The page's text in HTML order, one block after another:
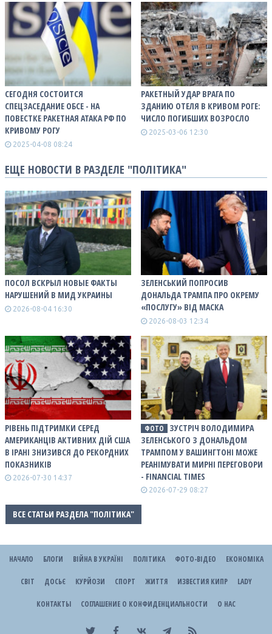
СЕГОДНЯ СОСТОИТСЯ
СПЕЦЗАСЕДАНИЕ ОБСЕ - НА
ПОВЕСТКЕ РАКЕТНАЯ АТАКА РФ ПО
КРИВОМУ РОГУ
2025-04-08 08:24
РАКЕТНЫЙ УДАР ВРАГА ПО
ЗДАНИЮ ОТЕЛЯ В КРИВОМ РОГЕ:
ЧИСЛО ПОГИБШИХ ВОЗРОСЛО
2025-03-06 12:30
ЕЩЕ НОВОСТИ В РАЗДЕЛЕ "ПОЛІТИКА"
ПОСОЛ ВСКРЫЛ НОВЫЕ ФАКТЫ
НАРУШЕНИЙ В МИД УКРАИНЫ
2026-08-04 16:30
ЗЕЛЕНСЬКИЙ ПОПРОСИВ
ДОНАЛЬДА ТРАМПА ПРО ОКРЕМУ
«ПОСЛУГУ» ВІД МАСКА
2026-08-03 12:34
РІВЕНЬ ПІДТРИМКИ СЕРЕД
АМЕРИКАНЦІВ АКТИВНИХ ДІЙ США
В ІРАНІ ЗНИЗИВСЯ ДО РЕКОРДНИХ
ПОКАЗНИКІВ
2026-07-30 14:37
ФОТО
ЗУСТРІЧ ВОЛОДИМИРА
ЗЕЛЕНСЬКОГО З ДОНАЛЬДОМ
ТРАМПОМ У ВАШИНГТОНІ МОЖЕ
РЕАНІМУВАТИ МИРНІ ПЕРЕГОВОРИ
- FINANCIAL TIMES
2026-07-29 08:27
ВСЕ СТАТЬИ РАЗДЕЛА "ПОЛІТИКА"
НАЧАЛО БЛОГИ ВІЙНА В УКРАЇНІ ПОЛІТИКА ФОТО-ВІДЕО ЕКОНОМІКА
СВІТ ДОСЬЄ КУРЙОЗИ СПОРТ ЖИТТЯ ИЗВЕСТИЯ КИПР LADY
КОНТАКТЫ СОГЛАШЕНИЕ О КОНФИДЕНЦИАЛЬНОСТИ О НАС